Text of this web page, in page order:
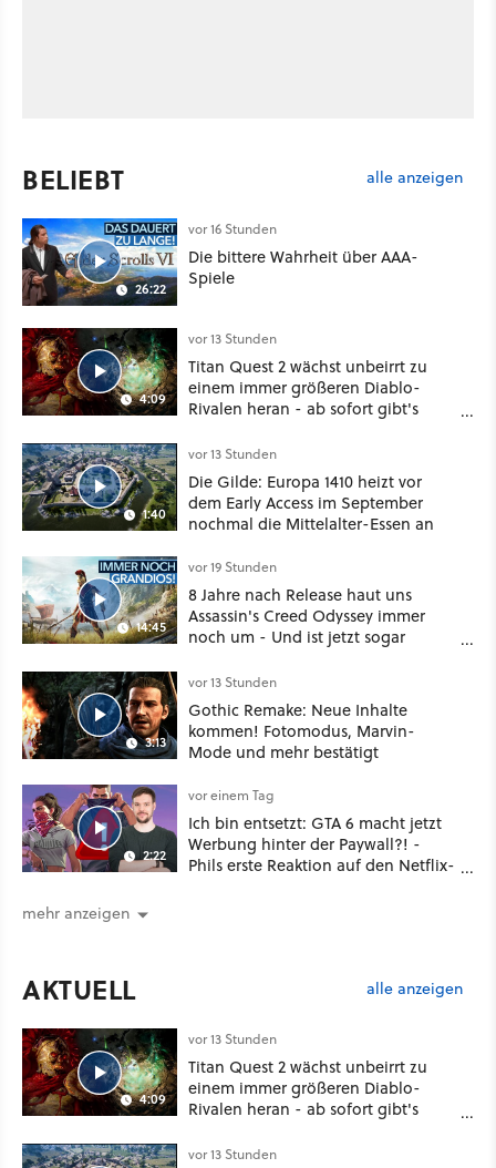
BELIEBT alle anzeigen
26:22
vor 16 Stunden
Die bittere Wahrheit über AAA-
Spiele
4:09
vor 13 Stunden
Titan Quest 2 wächst unbeirrt zu
einem immer größeren Diablo-
Rivalen heran - ab sofort gibt's
Klasse
1:40
vor 13 Stunden
Die Gilde: Europa 1410 heizt vor
dem Early Access im September
nochmal die Mittelalter-Essen an
14:45
vor 19 Stunden
8 Jahre nach Release haut uns
Assassin's Creed Odyssey immer
noch um - Und ist jetzt sogar
3:13
vor 13 Stunden
Gothic Remake: Neue Inhalte
kommen! Fotomodus, Marvin-
Mode und mehr bestätigt
2:22
vor einem Tag
Ich bin entsetzt: GTA 6 macht jetzt
Werbung hinter der Paywall?! -
Phils erste Reaktion auf den Netflix-
mehr anzeigen
AKTUELL alle anzeigen
4:09
vor 13 Stunden
Titan Quest 2 wächst unbeirrt zu
einem immer größeren Diablo-
Rivalen heran - ab sofort gibt's
Klasse
vor 13 Stunden